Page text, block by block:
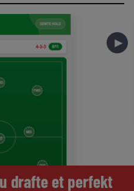
►
drafte et perfekt